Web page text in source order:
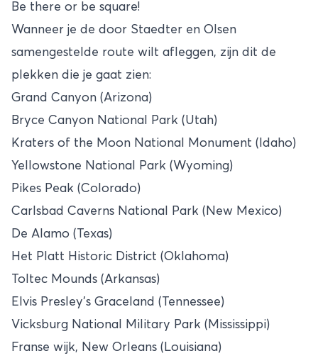
Be there or be square!
Wanneer je de door Staedter en Olsen
samengestelde route wilt afleggen, zijn dit de
plekken die je gaat zien:
Grand Canyon (Arizona)
Bryce Canyon National Park (Utah)
Kraters of the Moon National Monument (Idaho)
Yellowstone National Park (Wyoming)
Pikes Peak (Colorado)
Carlsbad Caverns National Park (New Mexico)
De Alamo (Texas)
Het Platt Historic District (Oklahoma)
Toltec Mounds (Arkansas)
Elvis Presley's Graceland (Tennessee)
Vicksburg National Military Park (Mississippi)
Franse wijk, New Orleans (Louisiana)